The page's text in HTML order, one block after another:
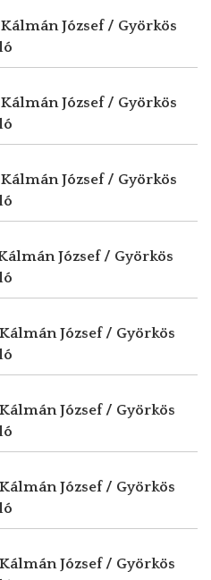
József / Györkös
József / Györkös
József / Györkös
József / Györkös
József / Györkös
József / Györkös
József / Györkös
József / Györkös